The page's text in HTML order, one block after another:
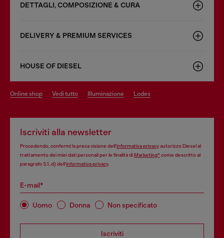
DETTAGLI, COMPOSIZIONE & CURA
DELIVERY & PREMIUM SERVICES
HOUSE OF DIESEL
online shop vedi tutto illuminazione lodes
Iscriviti alla newsletter
Procedendo, confermi la presa visione dell’informativa privacyautorizzo Diesel al
trattamento dei miei dati personali per le finalità diMarketing*come descritto al
paragrafo 3.1, d) dell’informativa privacy.
E-mail*
Uomo Donna Non specificato
Iscriviti